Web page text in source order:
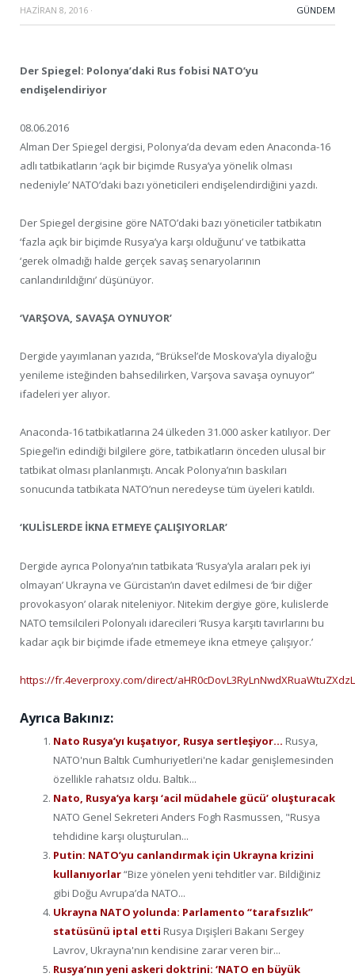
HAZIRAN 8, 2016 · GÜNDEM
Der Spiegel: Polonya’daki Rus fobisi NATO’yu
endişelendiriyor
08.06.2016
Alman Der Spiegel dergisi, Polonya’da devam eden Anaconda-16
adlı tatbikatların ‘açık bir biçimde Rusya’ya yönelik olması
nedeniyle’ NATO’daki bazı yöneticileri endişelendirdiğini yazdı.
Der Spiegel dergisine göre NATO’daki bazı yöneticiler tatbikatın
‘fazla açık bir biçimde Rusya’ya karşı olduğunu’ ve tatbikatta
‘gerek olmadığı halde gerçek savaş senaryolarının
canlandırıldığını’ düşünüyor.
‘VARŞOVA, SAVAŞA OYNUYOR’
Dergide yayımlanan yazıda, “Brüksel’de Moskova’yla diyaloğu
yenileme isteğinden bahsedilirken, Varşova savaşa oynuyor”
ifadeleri yer alıyor.
​Anaconda-16 tatbikatlarına 24 ülkeden 31.000 asker katılıyor. Der
Spiegel’in edindiği bilgilere göre, tatbikatların önceden ulusal bir
tatbikat olması planlanmıştı. Ancak Polonya’nın baskıları
sonucunda tatbikata NATO’nun neredeyse tüm üyeleri katıldı.
‘KULİSLERDE İKNA ETMEYE ÇALIŞIYORLAR’
Dergide ayrıca Polonya’nın tatbikata ‘Rusya’yla araları pek iyi
olmayan’ Ukrayna ve Gürcistan’ın davet edilmesi de ‘bir diğer
provokasyon’ olarak niteleniyor. Nitekim dergiye göre, kulislerde
NATO temsilcileri Polonyalı idarecileri ‘Rusya karşıtı tavırlarını bu
kadar açık bir biçimde ifade etmemeye ikna etmeye çalışıyor.’
https://fr.4everproxy.com/direct/
Ayrıca Bakınız:
Nato Rusya’yı kuşatıyor, Rusya sertleşiyor… Rusya,
NATO'nun Baltık Cumhuriyetleri'ne kadar genişlemesinden
özellikle rahatsız oldu. Baltık...
Nato, Rusya’ya karşı ‘acil müdahele gücü’ oluşturacak
NATO Genel Sekreteri Anders Fogh Rasmussen, "Rusya
tehdidine karşı oluşturulan...
Putin: NATO’yu canlandırmak için Ukrayna krizini
kullanıyorlar“Bize yönelen yeni tehditler var. Bildiğiniz
gibi Doğu Avrupa’da NATO...
Ukrayna NATO yolunda: Parlamento “tarafsızlık”
statüsünü iptal etti Rusya Dışişleri Bakanı Sergey
Lavrov, Ukrayna'nın kendisine zarar veren bir...
Rusya’nın yeni askeri doktrini: ‘NATO en büyük